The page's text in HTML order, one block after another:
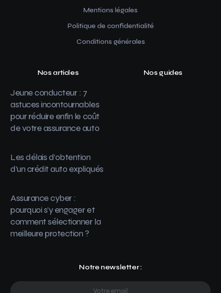
Mentions légales
Politique de confidentialité
Conditions générales
Nos articles
Jeune conducteur : 7
astuces incontournables
pour réduire enfin le coût
de votre assurance auto
Les délais d’obtention
d’un crédit auto expliqués
Assurance cyber :
pourquoi s’y engager et
comment sélectionner la
meilleure protection ?
Nos guides
Notre newsletter :